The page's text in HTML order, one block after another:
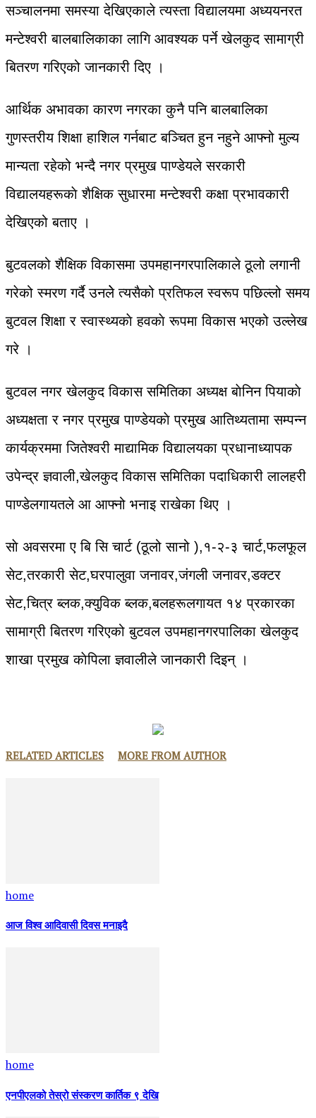
सञ्चालनमा समस्या देखिएकाले त्यस्ता विद्यालयमा अध्ययनरत
मन्टेश्वरी बालबालिकाका लागि आवश्यक पर्ने खेलकुद सामाग्री
बितरण गरिएको जानकारी दिए ।
आर्थिक अभावका कारण नगरका कुनै पनि बालबालिका
गुणस्तरीय शिक्षा हाशिल गर्नबाट बञ्चित हुन नहुने आफ्नो मुल्य
मान्यता रहेको भन्दै नगर प्रमुख पाण्डेयले सरकारी
विद्यालयहरूकाे शैक्षिक सुधारमा मन्टेश्वरी कक्षा प्रभावकारी
देखिएको बताए ।
बुटवलको शैक्षिक विकासमा उपमहानगरपालिकाले ठूलो लगानी
गरेको स्मरण गर्दै उनलेे त्यसैको प्रतिफल स्वरूप पछिल्लो समय
बुटवल शिक्षा र स्वास्थ्यकाे हवकाे रूपमा विकास भएको उल्लेख
गरे ।
बुटवल नगर खेलकुद विकास समितिका अध्यक्ष बाेनिन पियाकाे
अध्यक्षता र नगर प्रमुख पाण्डेयकाे प्रमुख आतिथ्यतामा सम्पन्न
कार्यक्रममा जितेश्वरी माद्यामिक विद्यालयका प्रधानाध्यापक
उपेन्द्र ज्ञवाली,खेलकुद विकास समितिका पदाधिकारी लालहरी
पाण्डेलगायतले आ आफ्नो भनाइ राखेका थिए ।
साे अवसरमा ए बि सि चार्ट (ठूलो सानो ),१-२-३ चार्ट,फलफूल
सेट,तरकारी सेट,घरपालुवा जनावर,जंगली जनावर,डक्टर
सेट,चित्र ब्लक,क्युविक ब्लक,बलहरूलगायत १४ प्रकारका
सामाग्री बितरण गरिएको बुटवल उपमहानगरपालिका खेलकुद
शाखा प्रमुख काेपिला ज्ञवालीले जानकारी दिइन् ।
RELATED ARTICLES MORE FROM AUTHOR
home
आज विश्व आदिवासी दिवस मनाइदै
home
एनपीएलको तेस्रो संस्करण कार्तिक ९ देखि